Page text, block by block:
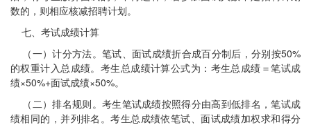
数的，则相应核减招聘计划。
七、考试成绩计算
（一）计分方法。笔试、面试成绩折合成百分制后，分别按50%
的权重计入总成绩。考生总成绩计算公式为：考生总成绩＝笔试成
绩×50%+面试成绩×50%。
（二）排名规则。考生笔试成绩按照得分由高到低排名，笔试成
绩相同的，并列排名。考生总成绩依笔试、面试成绩加权求和得分